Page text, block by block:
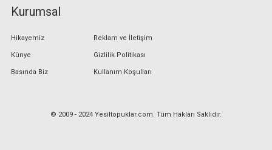
Kurumsal
Hikayemiz
Künye
Basında Biz
Reklam ve İletişim
Gizlilik Politikası
Kullanım Koşulları
© 2009 - 2024 Yesiltopuklar.com. Tüm Hakları Saklıdır.